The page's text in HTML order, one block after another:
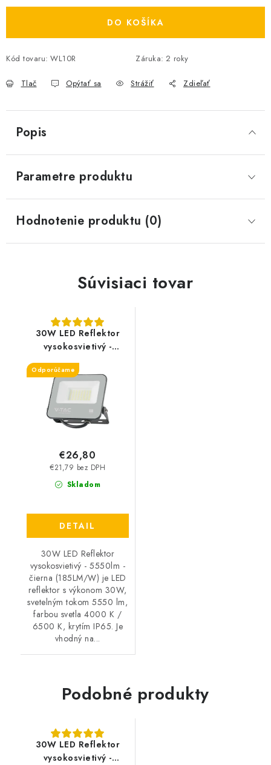
DO KOŠÍKA
Kód tovaru: WL10R Záruka: 2 roky
Tlač Opýtať sa Strážiť Zdieľať
Popis
Parametre produktu
Hodnotenie produktu (0)
Súvisiaci tovar
30W LED Reflektor
vysokosvietivý -
5550lm - čierna
(185LM/W)
Odporúčame
Skladom
€21,79 bez DPH
€26,80
DETAIL
30W LED Reflektor
vysokosvietivý - 5550lm -
čierna (185LM/W) je LED
reflektor s výkonom 30W,
svetelným tokom 5550 lm,
farbou svetla 4000 K /
6500 K, krytím IP65. Je
vhodný na...
Podobné produkty
30W LED Reflektor
vysokosvietivý -